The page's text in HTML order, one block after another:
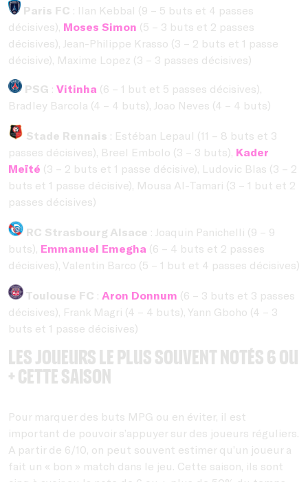
Paris FC : Ilan Kebbal (9 – 5 buts et 4 passes
décisives), Moses Simon (5 – 3 buts et 2 passes
décisives), Jean-Philippe Krasso (3 – 2 buts et 1 passe
décisive), Maxime Lopez (3 – 3 passes décisives)
PSG : Vitinha (6 – 1 but et 5 passes décisives),
Bradley Barcola (4 – 4 buts), Joao Neves (4 – 4 buts)
Stade Rennais : Estéban Lepaul (11 – 8 buts et 3
passes décisives), Breel Embolo (3 – 3 buts), Kader
Meïté (3 – 2 buts et 1 passe décisive), Ludovic Blas (3 – 2
buts et 1 passe décisive), Mousa Al-Tamari (3 – 1 but et 2
passes décisives)
RC Strasbourg Alsace : Joaquin Panichelli (9 – 9
buts), Emmanuel Emegha (6 – 4 buts et 2 passes
décisives), Valentin Barco (5 – 1 but et 4 passes décisives)
Toulouse FC : Aron Donnum (6 – 3 buts et 3 passes
décisives), Frank Magri (4 – 4 buts), Yann Gboho (4 – 3
buts et 1 passe décisives)
Les joueurs le plus souvent notés 6 ou
+ cette saison
Pour marquer des buts MPG ou en éviter, il est
important de pouvoir s’appuyer sur des joueurs réguliers.
A partir de 6/10, on peut souvent estimer qu’un joueur a
fait un « bon » match dans le jeu. Cette saison, ils sont